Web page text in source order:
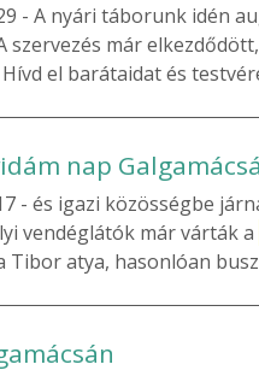
A nyári táborunk idén
szervezés már
el barátaidat és
nap
és igazi közösségbe
vendéglátók már várták a
Tibor atya, hasonlóan